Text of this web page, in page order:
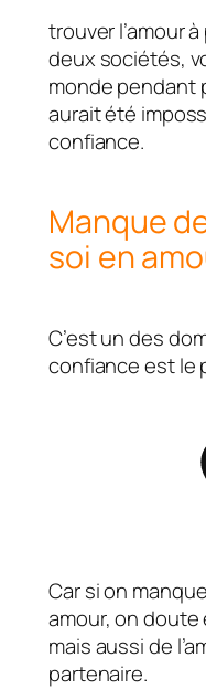
trouver l’amour
deux sociétés,
monde pendant
aurait été
confiance.
Manque
soi en
C’est un des
confiance est le
Car si on
amour, on doute
mais aussi de
partenaire.